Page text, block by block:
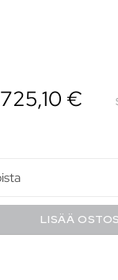
725,10 €
LISÄÄ